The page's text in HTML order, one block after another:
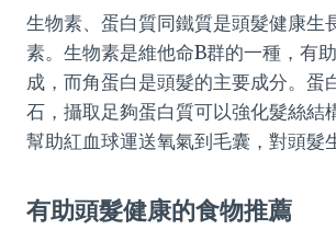
生物素、蛋白質同鐵質是頭髮健康生
素。生物素是維他命B群的一種，有
成，而角蛋白是頭髮的主要成分。蛋
石，攝取足夠蛋白質可以強化髮絲結
幫助紅血球運送氧氣到毛囊，對頭髮
有助頭髮健康的食物推薦